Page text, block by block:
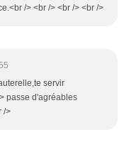
/> <br /> <br /> <br />
servir
passe d'agréables
/>